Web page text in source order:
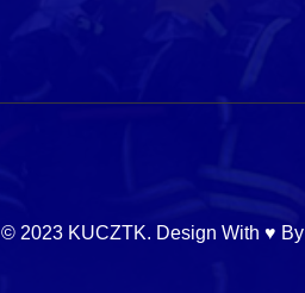
© 2023 KUCZTK. Design With ♥ By